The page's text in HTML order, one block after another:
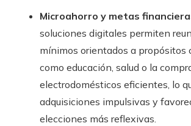
Microahorro y metas
soluciones digitales permiten
mínimos orientados a propósitos
como educación, salud o la
electrodomésticos eficientes, lo
adquisiciones impulsivas y
elecciones más reflexivas.